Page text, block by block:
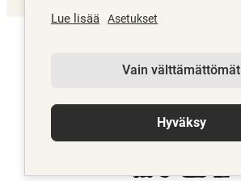
YLÖSPÄIN
Lue lisää Asetukset
Vain välttämättömät
Hyväksy